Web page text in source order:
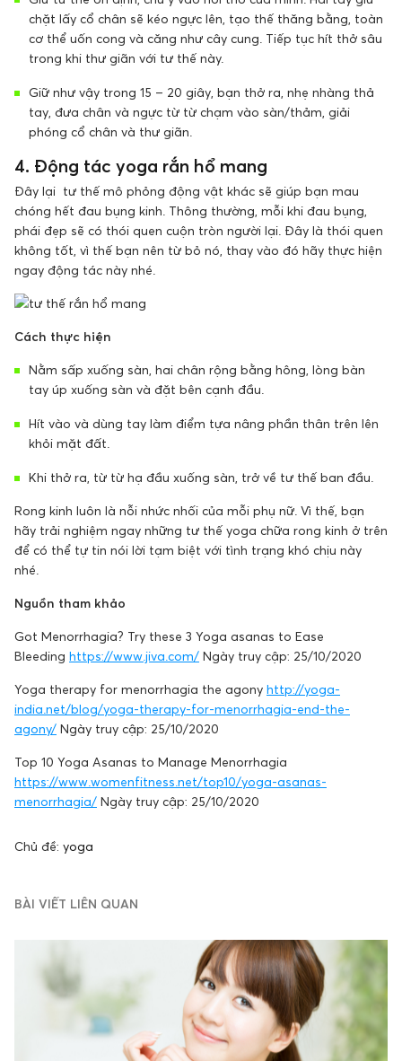
chặt lấy cổ chân sẽ kéo ngực lên, tạo thế thăng bằng, toàn
cơ thể uốn cong và căng như cây cung. Tiếp tục hít thở sâu
trong khi thư giãn với tư thế này.
Giữ như vậy trong 15 – 20 giây, bạn thở ra, nhẹ nhàng thả
tay, đưa chân và ngực từ từ chạm vào sàn/thảm, giải
phóng cổ chân và thư giãn.
4. Động tác yoga rắn hổ mang
Đây lại tư thế mô phỏng động vật khác sẽ giúp bạn mau
chóng hết đau bụng kinh. Thông thường, mỗi khi đau bụng,
phái đẹp sẽ có thói quen cuộn tròn người lại. Đây là thói quen
không tốt, vì thế bạn nên từ bỏ nó, thay vào đó hãy thực hiện
ngay động tác này nhé.
Cách thực hiện
Nằm sấp xuống sàn, hai chân rộng bằng hông, lòng bàn
tay úp xuống sàn và đặt bên cạnh đầu.
Hít vào và dùng tay làm điểm tựa nâng phần thân trên lên
khỏi mặt đất.
Khi thở ra, từ từ hạ đầu xuống sàn, trở về tư thế ban đầu.
Rong kinh luôn là nỗi nhức nhối của mỗi phụ nữ. Vì thế, bạn
hãy trải nghiệm ngay những tư thế yoga chữa rong kinh ở trên
để có thể tự tin nói lời tạm biệt với tình trạng khó chịu này
nhé.
Nguồn tham khảo
Got Menorrhagia? Try these 3 Yoga asanas to Ease
Bleeding https://www.jiva.com/ Ngày truy cập: 25/10/2020
Yoga therapy for menorrhagia the agony http://yoga-
india.net/blog/yoga-therapy-for-menorrhagia-end-the-
agony/ Ngày truy cập: 25/10/2020
Top 10 Yoga Asanas to Manage Menorrhagia
https://www.womenfitness.net/top10/yoga-asanas-
menorrhagia/ Ngày truy cập: 25/10/2020
Chủ đề: yoga
BÀI VIẾT LIÊN QUAN